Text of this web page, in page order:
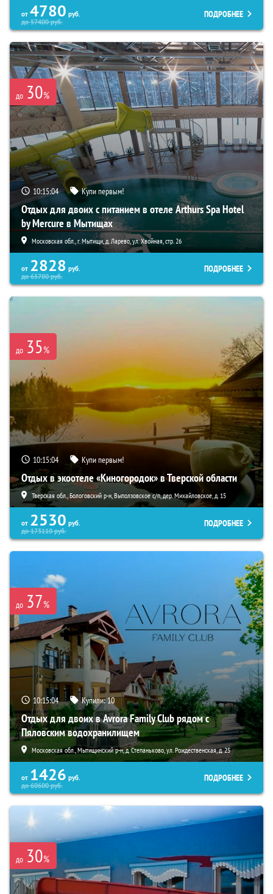
от 4780 руб.
до57400руб.
ПОДРОБНЕЕ
до 30%
10:15:03 Купи первым!
Отдых для двоих с питанием в отеле Arthurs Spa Hotel
by Mercure в Мытищах
Московская обл., г. Мытищи, д. Ларево, ул. Хвойная, стр. 26
от 2828 руб.
до65700руб.
ПОДРОБНЕЕ
до 35%
10:15:03 Купи первым!
Отдых в экоотеле «Киногородок» в Тверской области
Тверская обл., Бологовский р-н, Выползовское с/п, дер. Михайловское, д. 15
от 2530 руб.
до173110руб.
ПОДРОБНЕЕ
до 37%
10:15:03 Купили:10
Отдых для двоих в Avrora Family Club рядом с
Пяловским водохранилищем
Московская обл., Мытищинский р-н, д. Степаньково, ул. Рождественская, д. 25
от 1426 руб.
до60600руб.
ПОДРОБНЕЕ
до 30%